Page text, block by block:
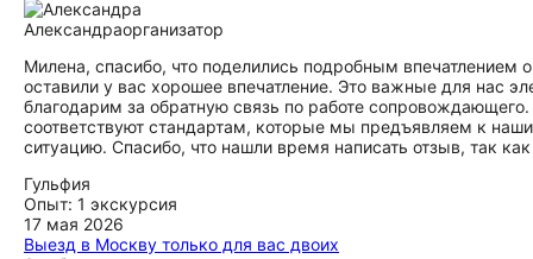
Александраорганизатор
Милена, спасибо, что поделились подробным впечатлением
оставили у вас хорошее впечатление. Это важные для нас
благодарим за обратную связь по работе
соответствуют стандартам, которые мы предъявляем к
ситуацию. Спасибо, что нашли время написать отзыв, так
Гульфия
Опыт: 1 экскурсия
17 мая 2026
Выезд в Москву только для вас двоих